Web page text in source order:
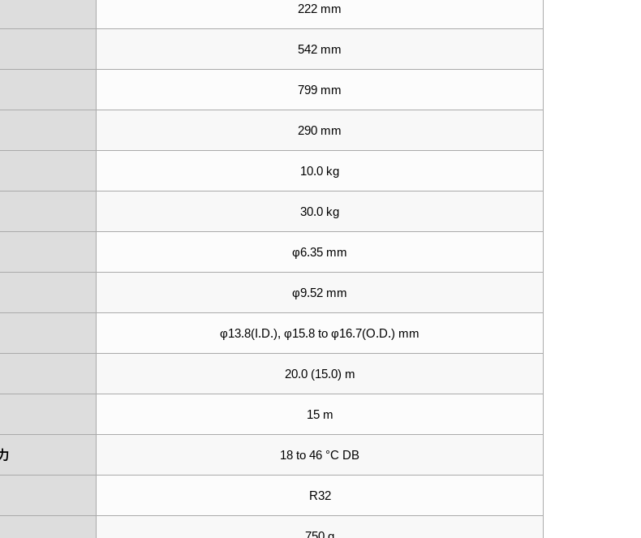
222 mm
542 mm
799 mm
290 mm
10.0 kg
30.0 kg
φ6.35 mm
φ9.52 mm
φ13.8(I.D.), φ15.8 to φ16.7(O.D.) mm
20.0 (15.0) m
15 m
18 to 46 °C DB
R32